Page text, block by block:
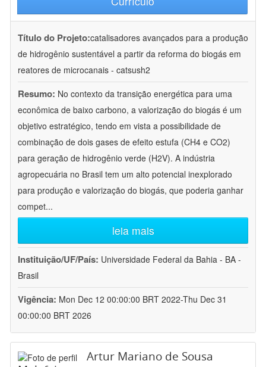
Título do Projeto:catalisadores avançados para a produção
de hidrogênio sustentável a partir da reforma do biogás em
reatores de microcanais - catsush2
Resumo: No contexto da transição energética para uma
econômica de baixo carbono, a valorização do biogás é um
objetivo estratégico, tendo em vista a possibilidade de
combinação de dois gases de efeito estufa (CH4 e CO2)
para geração de hidrogênio verde (H2V). A indústria
agropecuária no Brasil tem um alto potencial inexplorado
para produção e valorização do biogás, que poderia ganhar
compet...
leia mais
Instituição/UF/País: Universidade Federal da Bahia - BA -
Brasil
Vigência: Mon Dec 12 00:00:00 BRT 2022-Thu Dec 31
00:00:00 BRT 2026
Artur Mariano de Sousa